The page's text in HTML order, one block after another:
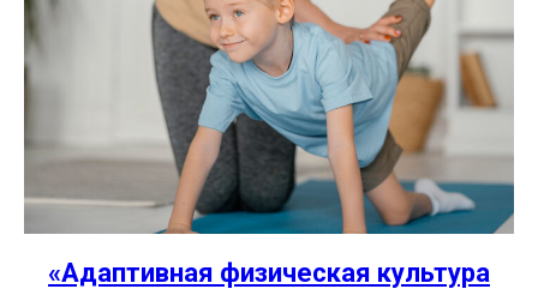
«Адаптивная физическая культура